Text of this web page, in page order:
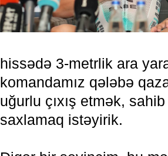
hissədə 3-metrlik ara
komandamız qələbə
uğurlu çıxış etmək,
saxlamaq istəyirik.